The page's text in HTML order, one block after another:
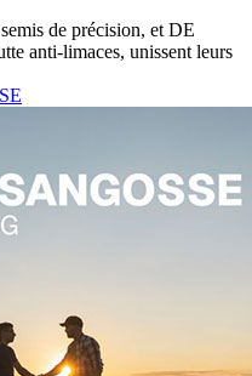
de précision, et DE
anti-limaces, unissent leurs